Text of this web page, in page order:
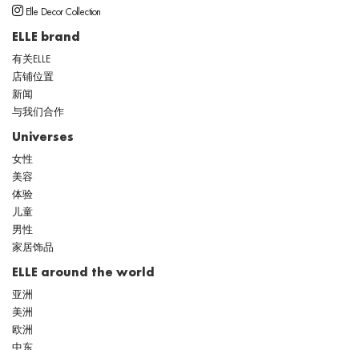
Elle Decor Collection
ELLE brand
有关ELLE
店铺位置
新闻
与我们合作
Universes
女性
美容
体验
儿童
男性
家居饰品
ELLE around the world
亚洲
美洲
欧洲